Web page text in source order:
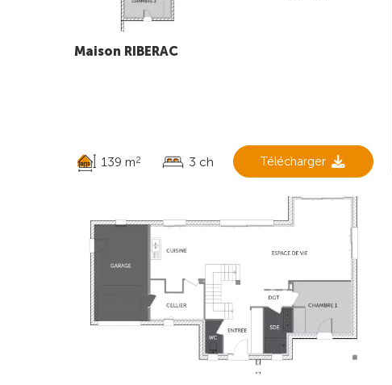
Maison RIBERAC
139 m2 3 ch Télécharger